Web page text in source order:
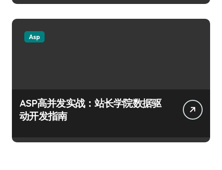
Asp
ASP高并发实战：站长学院数据驱
动开发指南